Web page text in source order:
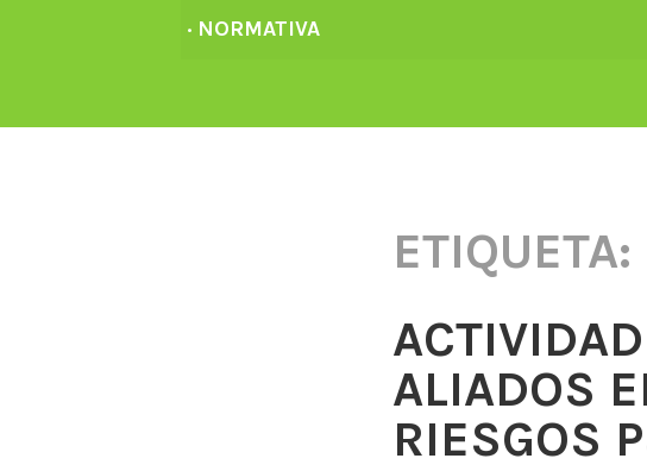
· NORMATIVA
ETIQUETA:
ALIADOS
RIESGOS